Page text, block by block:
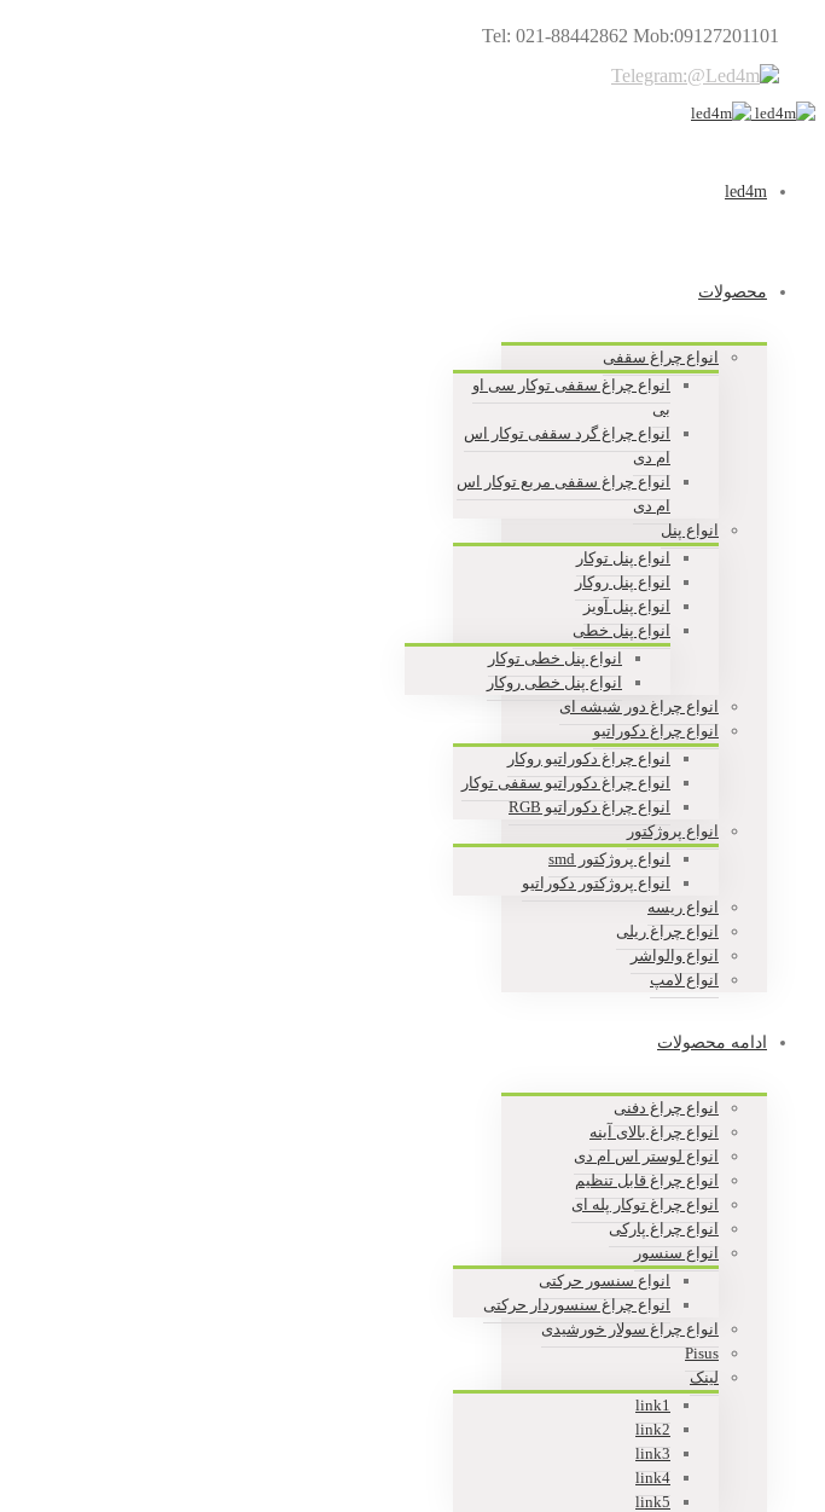
Tel: 021-88442862 Mob:09127201101
led4m
محصولات
انواع چراغ سقفی
انواع چراغ سقفی توکار سی او
بی
انواع چراغ گرد سقفی توکار اس
ام دی
انواع چراغ سقفی مربع توکار اس
ام دی
انواع پنل
انواع پنل توکار
انواع پنل روکار
انواع پنل آویز
انواع پنل خطی
انواع پنل خطی توکار
انواع پنل خطی روکار
انواع چراغ دور شیشه ای
انواع چراغ دکوراتیو
انواع چراغ دکوراتیو روکار
انواع چراغ دکوراتیو سقفی توکار
انواع چراغ دکوراتیو RGB
انواع پروژکتور
انواع پروژکتور smd
انواع پروژکتور دکوراتیو
انواع ریسه
انواع چراغ ریلی
انواع والواشر
انواع لامپ
ادامه محصولات
انواع چراغ دفنی
انواع چراغ بالای آینه
انواع لوستر اس ام دی
انواع چراغ قابل تنظیم
انواع چراغ توکار پله ای
انواع چراغ پارکی
انواع سنسور
انواع سنسور حرکتی
انواع چراغ سنسوردار حرکتی
انواع چراغ سولار خورشیدی
Pisus
لینک
link1
link2
link3
link4
link5